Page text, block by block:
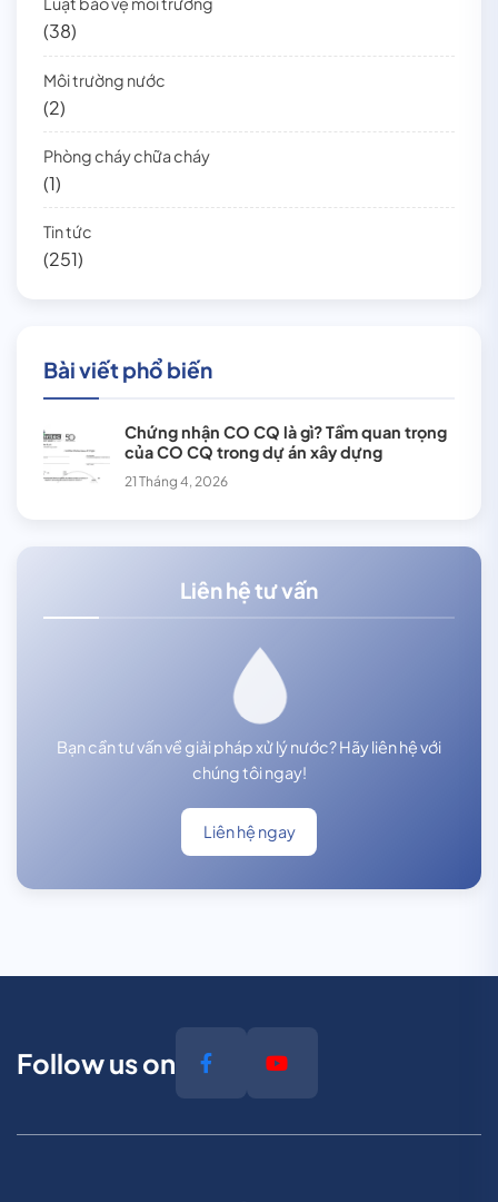
(38)
Môi trường nước
(2)
Phòng cháy chữa cháy
(1)
Tin tức
(251)
Bài viết phổ biến
Chứng nhận CO CQ là gì? Tầm quan trọng
của CO CQ trong dự án xây dựng
21 Tháng 4, 2026
Liên hệ tư vấn
Bạn cần tư vấn về giải pháp xử lý nước? Hãy liên hệ với
chúng tôi ngay!
Liên hệ ngay
Follow us on